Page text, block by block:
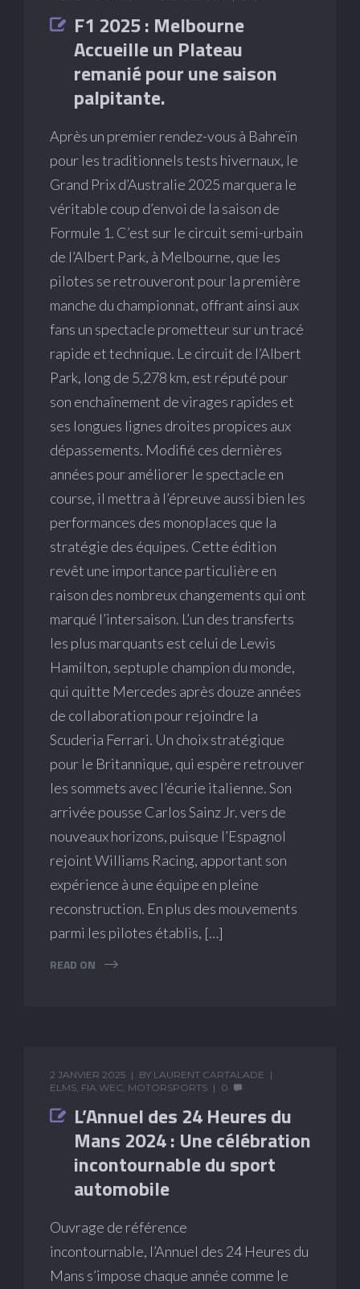
F1 2025 : Melbourne
Accueille un Plateau
remanié pour une saison
palpitante.
Après un premier rendez-vous à Bahreïn
pour les traditionnels tests hivernaux, le
Grand Prix d’Australie 2025 marquera le
véritable coup d’envoi de la saison de
Formule 1. C’est sur le circuit semi-urbain
de l’Albert Park, à Melbourne, que les
pilotes se retrouveront pour la première
manche du championnat, offrant ainsi aux
fans un spectacle prometteur sur un tracé
rapide et technique. Le circuit de l’Albert
Park, long de 5,278 km, est réputé pour
son enchaînement de virages rapides et
ses longues lignes droites propices aux
dépassements. Modifié ces dernières
années pour améliorer le spectacle en
course, il mettra à l’épreuve aussi bien les
performances des monoplaces que la
stratégie des équipes. Cette édition
revêt une importance particulière en
raison des nombreux changements qui ont
marqué l’intersaison. L’un des transferts
les plus marquants est celui de Lewis
Hamilton, septuple champion du monde,
qui quitte Mercedes après douze années
de collaboration pour rejoindre la
Scuderia Ferrari. Un choix stratégique
pour le Britannique, qui espère retrouver
les sommets avec l’écurie italienne. Son
arrivée pousse Carlos Sainz Jr. vers de
nouveaux horizons, puisque l’Espagnol
rejoint Williams Racing, apportant son
expérience à une équipe en pleine
reconstruction. En plus des mouvements
parmi les pilotes établis, […]
READ ON
2 JANVIER 2025 BY LAURENT CARTALADE
ELMS, FIA WEC, MOTORSPORTS 0
L’Annuel des 24 Heures du
Mans 2024 : Une célébration
incontournable du sport
automobile
Ouvrage de référence
incontournable, l’Annuel des 24 Heures du
Mans s’impose chaque année comme le